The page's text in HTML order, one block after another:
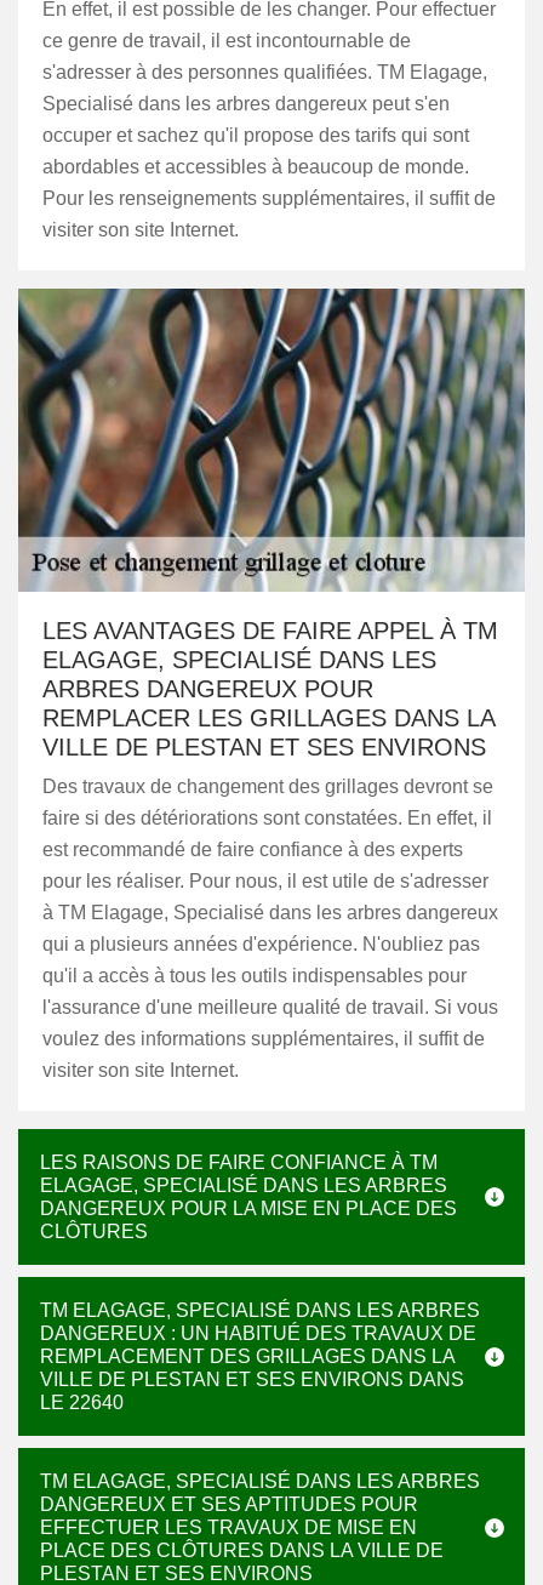
En effet, il est possible de les changer. Pour effectuer
ce genre de travail, il est incontournable de
s'adresser à des personnes qualifiées. TM Elagage,
Specialisé dans les arbres dangereux peut s'en
occuper et sachez qu'il propose des tarifs qui sont
abordables et accessibles à beaucoup de monde.
Pour les renseignements supplémentaires, il suffit de
visiter son site Internet.
LES AVANTAGES DE FAIRE APPEL À TM
ELAGAGE, SPECIALISÉ DANS LES
ARBRES DANGEREUX POUR
REMPLACER LES GRILLAGES DANS LA
VILLE DE PLESTAN ET SES ENVIRONS
Des travaux de changement des grillages devront se
faire si des détériorations sont constatées. En effet, il
est recommandé de faire confiance à des experts
pour les réaliser. Pour nous, il est utile de s'adresser
à TM Elagage, Specialisé dans les arbres dangereux
qui a plusieurs années d'expérience. N'oubliez pas
qu'il a accès à tous les outils indispensables pour
l'assurance d'une meilleure qualité de travail. Si vous
voulez des informations supplémentaires, il suffit de
visiter son site Internet.
LES RAISONS DE FAIRE CONFIANCE À TM
ELAGAGE, SPECIALISÉ DANS LES ARBRES
DANGEREUX POUR LA MISE EN PLACE DES
CLÔTURES
TM ELAGAGE, SPECIALISÉ DANS LES ARBRES
DANGEREUX : UN HABITUÉ DES TRAVAUX DE
REMPLACEMENT DES GRILLAGES DANS LA
VILLE DE PLESTAN ET SES ENVIRONS DANS
LE 22640
TM ELAGAGE, SPECIALISÉ DANS LES ARBRES
DANGEREUX ET SES APTITUDES POUR
EFFECTUER LES TRAVAUX DE MISE EN
PLACE DES CLÔTURES DANS LA VILLE DE
PLESTAN ET SES ENVIRONS